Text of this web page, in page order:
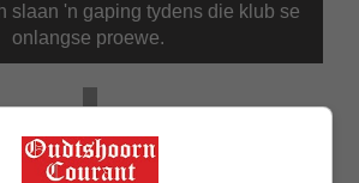
slaan 'n gaping tydens die klub se
onlangse proewe.